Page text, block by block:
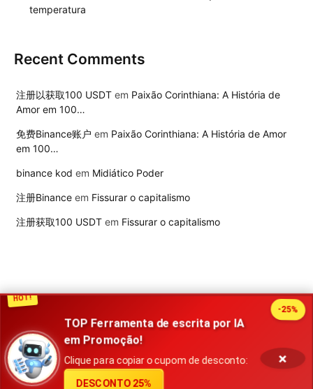
HOT!
TOP Ferramenta de escrita por IA
em Promoção!
Clique para copiar o cupom de desconto:
DESCONTO 25%
-25%
×
temperatura
Recent Comments
注册以获取100 USDT em Paixão Corinthiana: A História de
Amor em 100…
免费Binance账户 em Paixão Corinthiana: A História de Amor
em 100…
binance kod em Midiático Poder
注册Binance em Fissurar o capitalismo
注册获取100 USDT em Fissurar o capitalismo
2026 Publisher. Todos os direitos reservados
Política de privacidade Contato Termos de uso